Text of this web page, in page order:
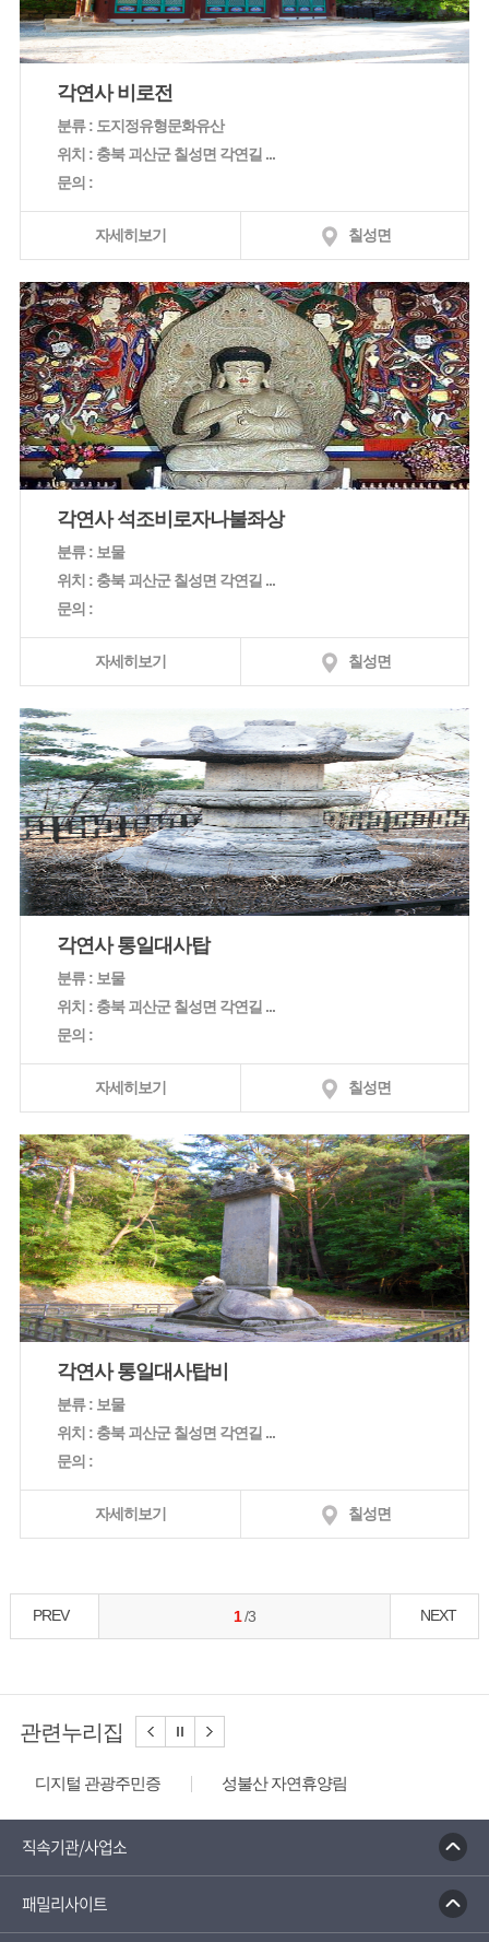
각연사 비로전
분류 : 도지정유형문화유산
위치 : 충북 괴산군 칠성면 각연길 ...
문의 :
자세히보기 칠성면
각연사 석조비로자나불좌상
분류 : 보물
위치 : 충북 괴산군 칠성면 각연길 ...
문의 :
자세히보기 칠성면
각연사 통일대사탑
분류 : 보물
위치 : 충북 괴산군 칠성면 각연길 ...
문의 :
자세히보기 칠성면
각연사 통일대사탑비
분류 : 보물
위치 : 충북 괴산군 칠성면 각연길 ...
문의 :
자세히보기 칠성면
PREV 1/3 NEXT
관련누리집
디지털 관광주민증
성불산 자연휴양림
충청나드리
대한민국 구석구석
직속기관/사업소
패밀리사이트